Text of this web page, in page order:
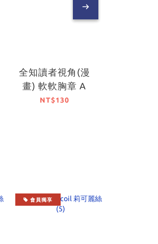
全知讀者視角(漫
畫) 軟軟胸章 A
NT$130
會員獨享